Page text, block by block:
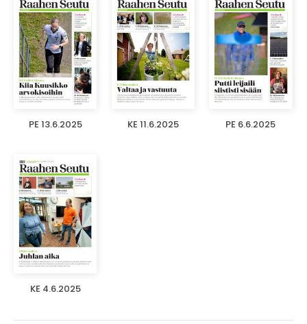
PE 13.6.2025 KE 11.6.2025 PE 6.6.2025
KE 4.6.2025